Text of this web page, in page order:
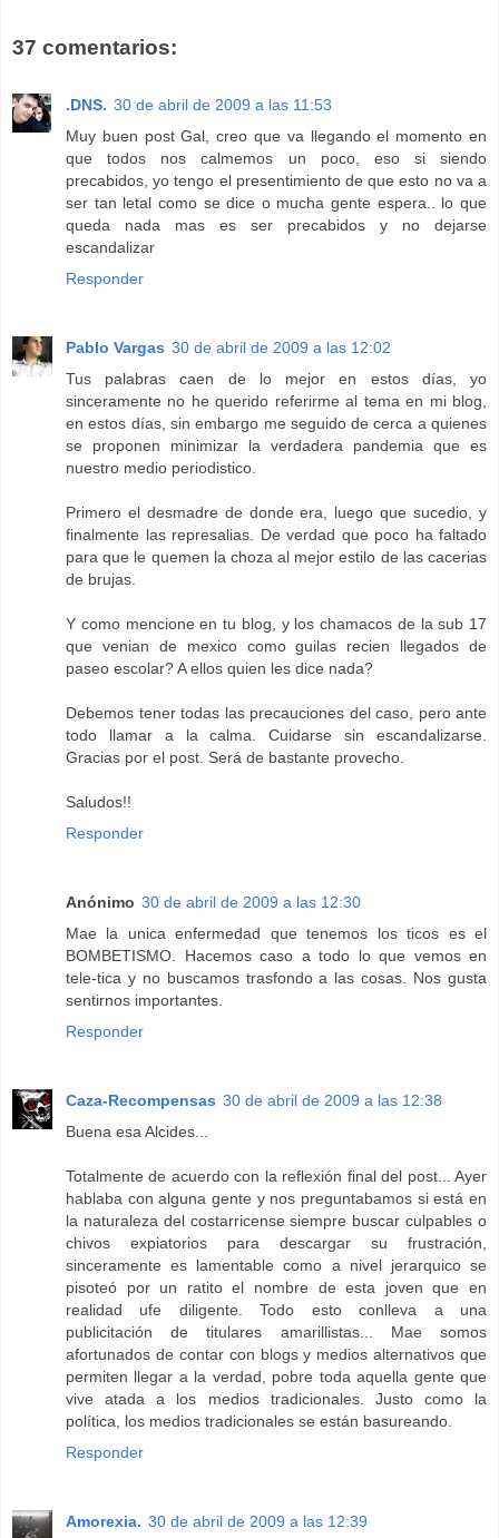
37 comentarios:
.DNS. 30 de abril de 2009 a las 11:53
Muy buen post Gal, creo que va llegando el momento en
que todos nos calmemos un poco, eso si siendo
precabidos, yo tengo el presentimiento de que esto no va a
ser tan letal como se dice o mucha gente espera.. lo que
queda nada mas es ser precabidos y no dejarse
escandalizar
Responder
Pablo Vargas 30 de abril de 2009 a las 12:02
Tus palabras caen de lo mejor en estos días, yo
sinceramente no he querido referirme al tema en mi blog,
en estos días, sin embargo me seguido de cerca a quienes
se proponen minimizar la verdadera pandemia que es
nuestro medio periodistico.
Primero el desmadre de donde era, luego que sucedio, y
finalmente las represalias. De verdad que poco ha faltado
para que le quemen la choza al mejor estilo de las cacerias
de brujas.
Y como mencione en tu blog, y los chamacos de la sub 17
que venian de mexico como guilas recien llegados de
paseo escolar? A ellos quien les dice nada?
Debemos tener todas las precauciones del caso, pero ante
todo llamar a la calma. Cuidarse sin escandalizarse.
Gracias por el post. Será de bastante provecho.
Saludos!!
Responder
Anónimo 30 de abril de 2009 a las 12:30
Mae la unica enfermedad que tenemos los ticos es el
BOMBETISMO. Hacemos caso a todo lo que vemos en
tele-tica y no buscamos trasfondo a las cosas. Nos gusta
sentirnos importantes.
Responder
Caza-Recompensas 30 de abril de 2009 a las 12:38
Buena esa Alcides...
Totalmente de acuerdo con la reflexión final del post... Ayer
hablaba con alguna gente y nos preguntabamos si está en
la naturaleza del costarricense siempre buscar culpables o
chivos expiatorios para descargar su frustración,
sinceramente es lamentable como a nivel jerarquico se
pisoteó por un ratito el nombre de esta joven que en
realidad ufe diligente. Todo esto conlleva a una
publicitación de titulares amarillistas... Mae somos
afortunados de contar con blogs y medios alternativos que
permiten llegar a la verdad, pobre toda aquella gente que
vive atada a los medios tradicionales. Justo como la
política, los medios tradicionales se están basureando.
Responder
Amorexia. 30 de abril de 2009 a las 12:39